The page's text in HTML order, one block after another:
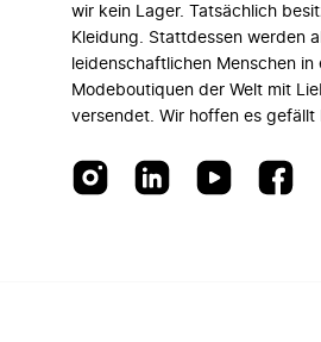
wir kein Lager. Tatsächlich
Kleidung. Stattdessen werden
leidenschaftlichen Menschen
Modeboutiquen der Welt mit
versendet. Wir hoffen es gefällt